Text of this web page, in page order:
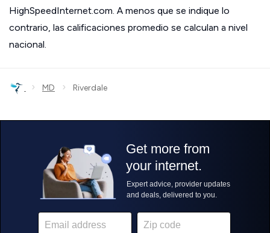
HighSpeedInternet.com. A menos que se indique lo
contrario, las calificaciones promedio se calculan a nivel
nacional.
› MD › Riverdale